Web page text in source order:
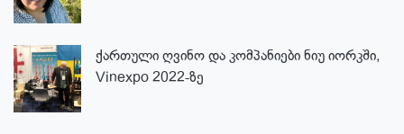
ქართული ღვინო და კომპანიები ნიუ იორკში,
Vinexpo 2022-ზე